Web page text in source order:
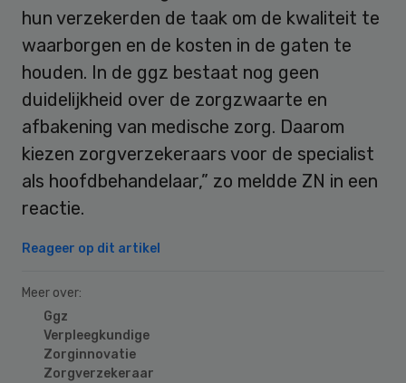
hun verzekerden de taak om de kwaliteit te
waarborgen en de kosten in de gaten te
houden. In de ggz bestaat nog geen
duidelijkheid over de zorgzwaarte en
afbakening van medische zorg. Daarom
kiezen zorgverzekeraars voor de specialist
als hoofdbehandelaar,” zo meldde ZN in een
reactie.
Reageer op dit artikel
Meer over:
Ggz
Verpleegkundige
Zorginnovatie
Zorgverzekeraar